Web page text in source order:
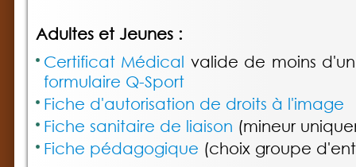
Adultes et Jeunes :
Certificat Médical valide de moins
formulaire Q-Sport
Fiche d'autorisation de droits à l'image
Fiche sanitaire de liaison (mineur
Fiche pédagogique (choix groupe